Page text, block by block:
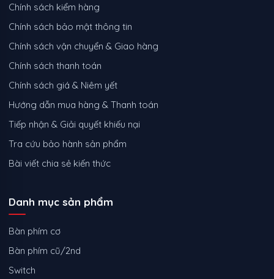
Chính sách kiểm hàng
Chính sách bảo mật thông tin
Chính sách vận chuyển & Giao hàng
Chính sách thanh toán
Chính sách giá & Niêm yết
Hướng dẫn mua hàng & Thanh toán
Tiếp nhận & Giải quyết khiếu nại
Tra cứu bảo hành sản phẩm
Bài viết chia sẻ kiến thức
Danh mục sản phẩm
Bàn phím cơ
Bàn phím cũ/2nd
Switch